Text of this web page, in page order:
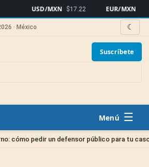
USD/MXN $17.22 EUR/MXN
· México ☾
Suscríbete
☰
pedir un defensor público para tu caso